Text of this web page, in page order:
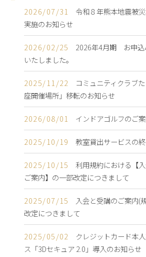
2026/07/31
令和８年熊本地震被
実施のお知らせ
2026/02/25
2026年4月期 お申込
いたしました。
2025/11/22
コミュニティクラブ
座開催場所」移転のお知らせ
2026/08/01 インドアゴルフのご
2025/10/19 教室貸出サービスの
2025/10/15
利用規約における【
ご案内】の一部改定につきまして
2025/07/15
入会と受講のご案内(
改定につきまして
2025/05/02
クレジットカード本
ス「3Dセキュア 2.0」導入のお知らせ